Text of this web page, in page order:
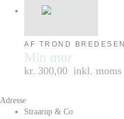
AF TROND BREDESEN
Min mor
kr. 300,00 inkl. moms
Adresse
Straarup & Co